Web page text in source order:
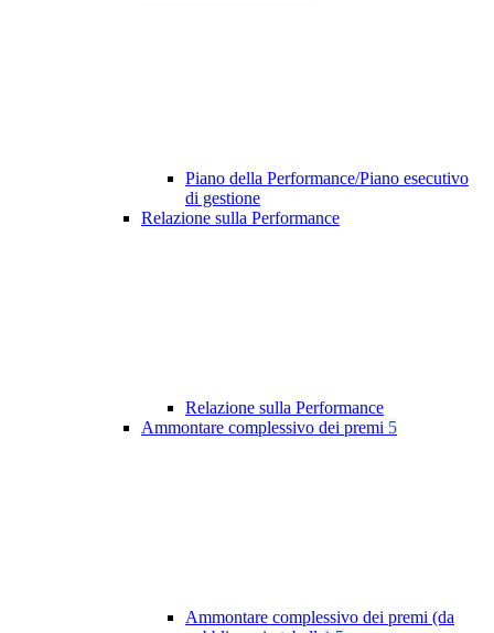
Piano della Performance/Piano esecutivo
di gestione
Relazione sulla Performance
Relazione sulla Performance
Ammontare complessivo dei premi 5
Ammontare complessivo dei premi (da